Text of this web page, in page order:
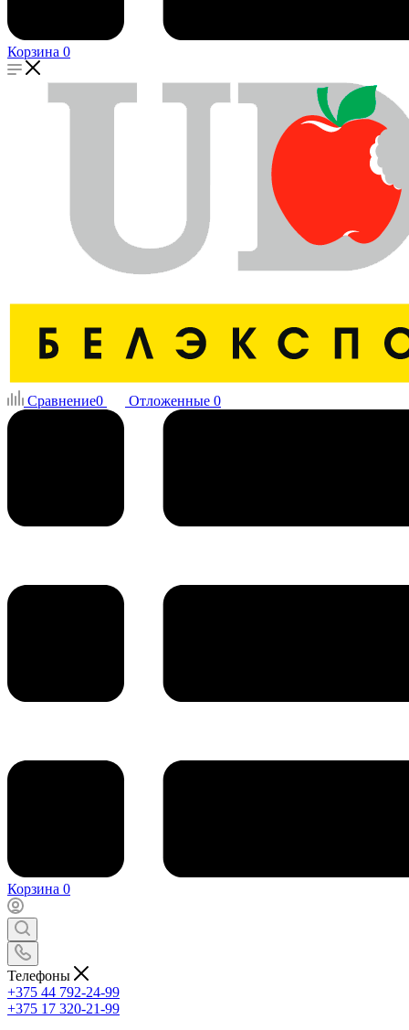
Корзина 0
Сравнение0 Отложенные 0
Корзина 0
Телефоны
+375 44 792-24-99
+375 17 320-21-99